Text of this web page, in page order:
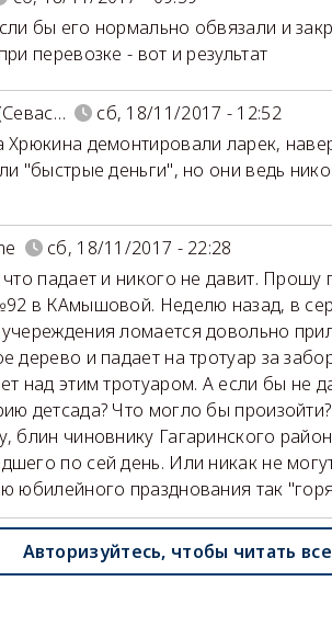
бы его нормально обвязали и
перевозке - вот и результат
сб, 18/11/2017 - 12:52
Хрюкина демонтировали ларек,
"быстрые деньги", но они ведь
сб, 18/11/2017 - 22:28
что падает и никого не давит.
в КАмышовой. Неделю назад, в
ломается довольно
дерево и падает на тротуар за
над этим тротуаром. А если бы не
детсада? Что могло бы
блин чиновнику Гагаринского
по сей день. Или никак не
юбилейного празднования так
Авторизуйтесь, чтобы читать